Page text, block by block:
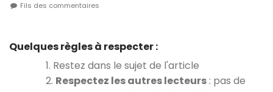
Fils des commentaires
Quelques règles à respecter :
1. Restez dans le sujet de l'article
2. Respectez les autres lecteurs : pas de